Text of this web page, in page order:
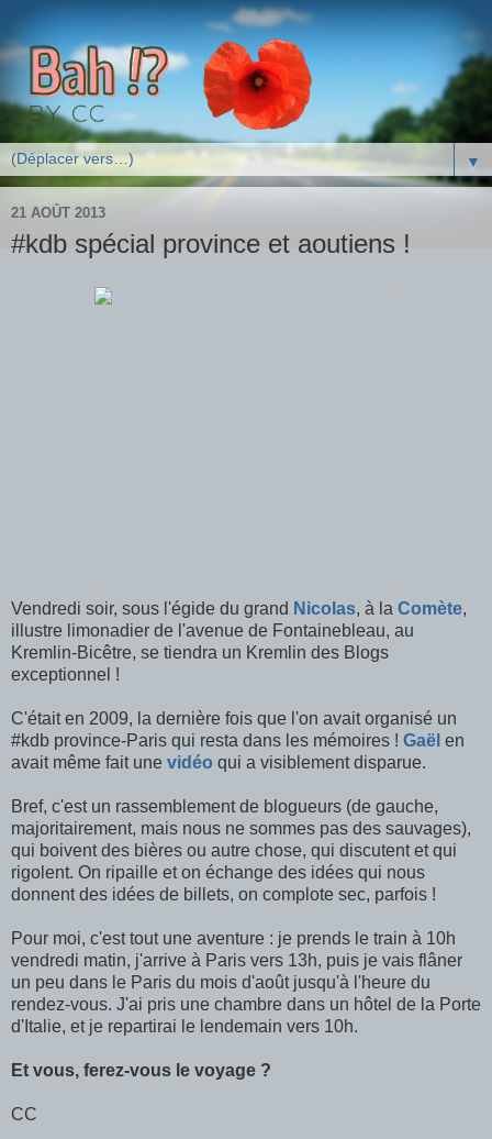
▼
21 AOÛT 2013
#kdb spécial province et aoutiens !
Vendredi soir, sous l'égide du grand Nicolas, à la Comète,
illustre limonadier de l'avenue de Fontainebleau, au
Kremlin-Bicêtre, se tiendra un Kremlin des Blogs
exceptionnel !
C'était en 2009, la dernière fois que l'on avait organisé un
#kdb province-Paris qui resta dans les mémoires ! Gaël en
avait même fait une vidéo qui a visiblement disparue.
Bref, c'est un rassemblement de blogueurs (de gauche,
majoritairement, mais nous ne sommes pas des sauvages),
qui boivent des bières ou autre chose, qui discutent et qui
rigolent. On ripaille et on échange des idées qui nous
donnent des idées de billets, on complote sec, parfois !
Pour moi, c'est tout une aventure : je prends le train à 10h
vendredi matin, j'arrive à Paris vers 13h, puis je vais flâner
un peu dans le Paris du mois d'août jusqu'à l'heure du
rendez-vous. J'ai pris une chambre dans un hôtel de la Porte
d'Italie, et je repartirai le lendemain vers 10h.
Et vous, ferez-vous le voyage ?
CC